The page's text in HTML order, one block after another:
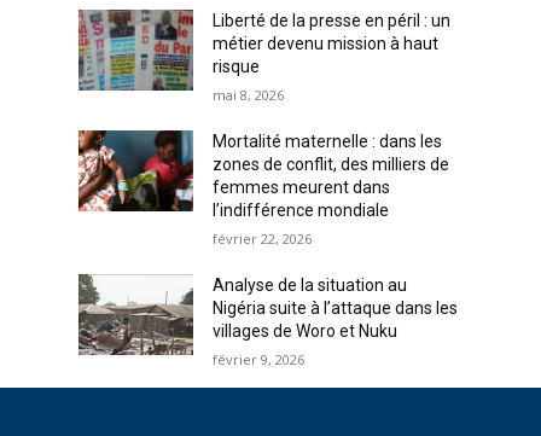
Liberté de la presse en péril : un
métier devenu mission à haut
risque
mai 8, 2026
Mortalité maternelle : dans les
zones de conflit, des milliers de
femmes meurent dans
l’indifférence mondiale
février 22, 2026
Analyse de la situation au
Nigéria suite à l’attaque dans les
villages de Woro et Nuku
février 9, 2026